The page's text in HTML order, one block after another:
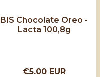
BIS Chocolate Oreo -
Lacta 100,8g
€5.00 EUR